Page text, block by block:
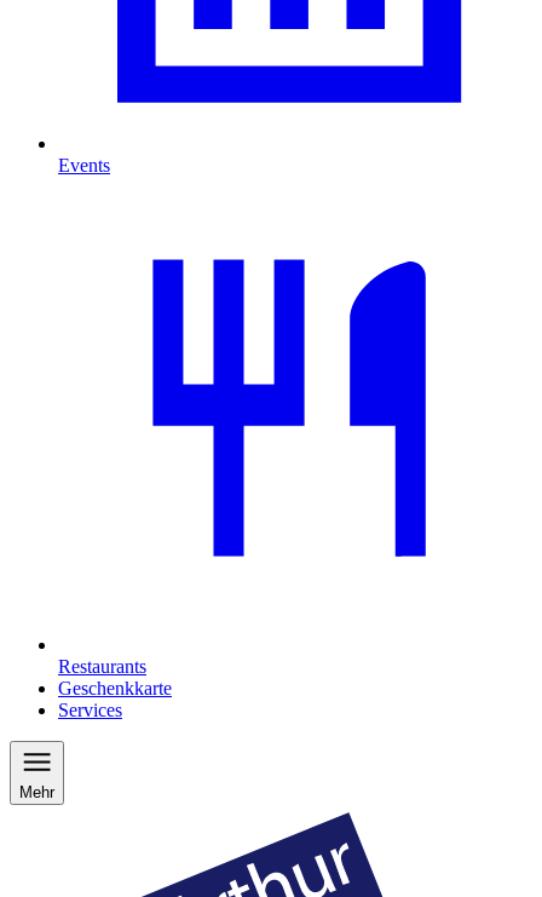
Events
Restaurants
Geschenkkarte
Services
Mehr